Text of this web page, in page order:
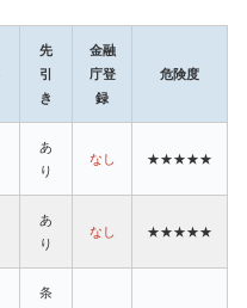
先
引
き
金融
庁登
録
危険度
あ
り
なし ★★★★★
あ
り
なし ★★★★★
条